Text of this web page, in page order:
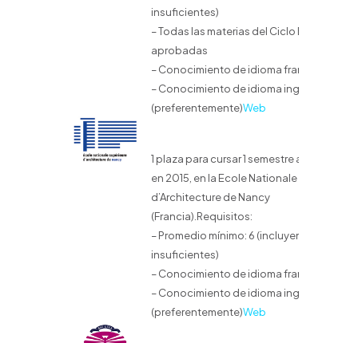
insuficientes)
– Todas las materias del Ciclo Básico
aprobadas
– Conocimiento de idioma francés
– Conocimiento de idioma inglés
(preferentemente)Web
1 plaza para cursar 1 semestre académico
en 2015, en la Ecole Nationale Supérieure
d’Architecture de Nancy
(Francia).Requisitos:
– Promedio mínimo: 6 (incluyendo
insuficientes)
– Conocimiento de idioma francés
– Conocimiento de idioma inglés
(preferentemente)Web